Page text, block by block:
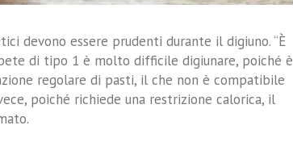
devono essere prudenti durante il digiuno. “È
di tipo 1 è molto difficile digiunare, poiché è
regolare di pasti, il che non è compatibile
poiché richiede una restrizione calorica, il